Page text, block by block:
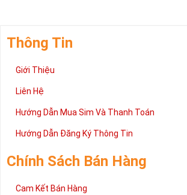
Thông Tin
Giới Thiệu
Liên Hệ
Hướng Dẫn Mua Sim Và Thanh Toán
Hướng Dẫn Đăng Ký Thông Tin
Chính Sách Bán Hàng
Cam Kết Bán Hàng